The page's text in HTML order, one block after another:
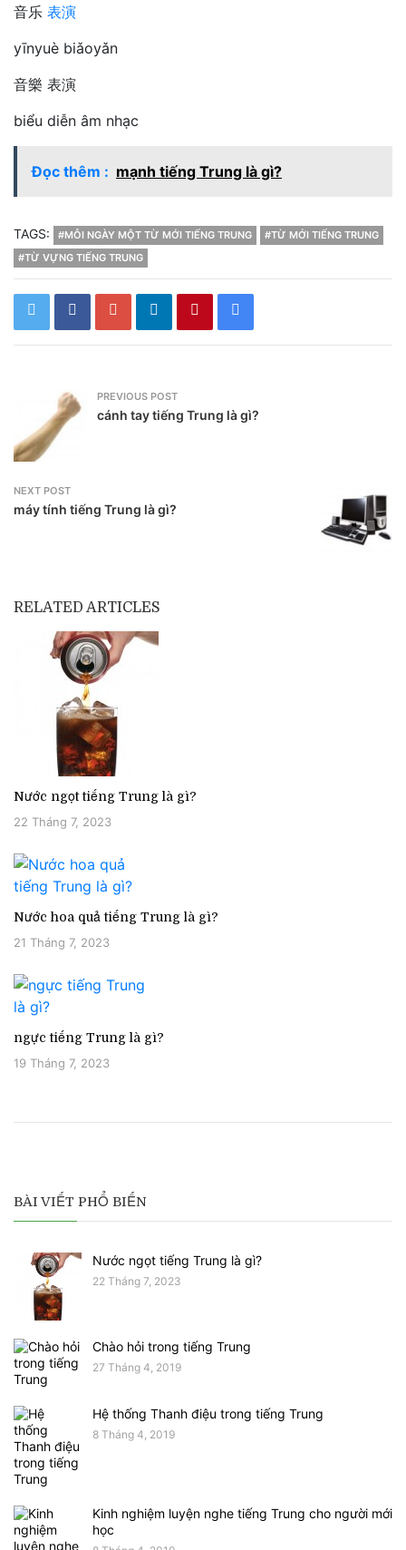
音乐 表演
yīnyuè biǎoyǎn
音樂 表演
biểu diễn âm nhạc
Đọc thêm : mạnh tiếng Trung là gì?
TAGS: #MỖI NGÀY MỘT TỪ MỚI TIẾNG TRUNG
#TỪ MỚI TIẾNG TRUNG
#TỪ VỰNG TIẾNG TRUNG
PREVIOUS POST
cánh tay tiếng Trung là gì?
NEXT POST
máy tính tiếng Trung là gì?
RELATED ARTICLES
Nước ngọt tiếng Trung là gì?
22 Tháng 7, 2023
Nước hoa quả tiếng Trung là gì?
21 Tháng 7, 2023
ngực tiếng Trung là gì?
19 Tháng 7, 2023
BÀI VIẾT PHỔ BIẾN
Nước ngọt tiếng Trung là gì?
22 Tháng 7, 2023
Chào hỏi trong tiếng Trung
27 Tháng 4, 2019
Hệ thống Thanh điệu trong tiếng Trung
8 Tháng 4, 2019
Kinh nghiệm luyện nghe tiếng Trung cho người mới
học